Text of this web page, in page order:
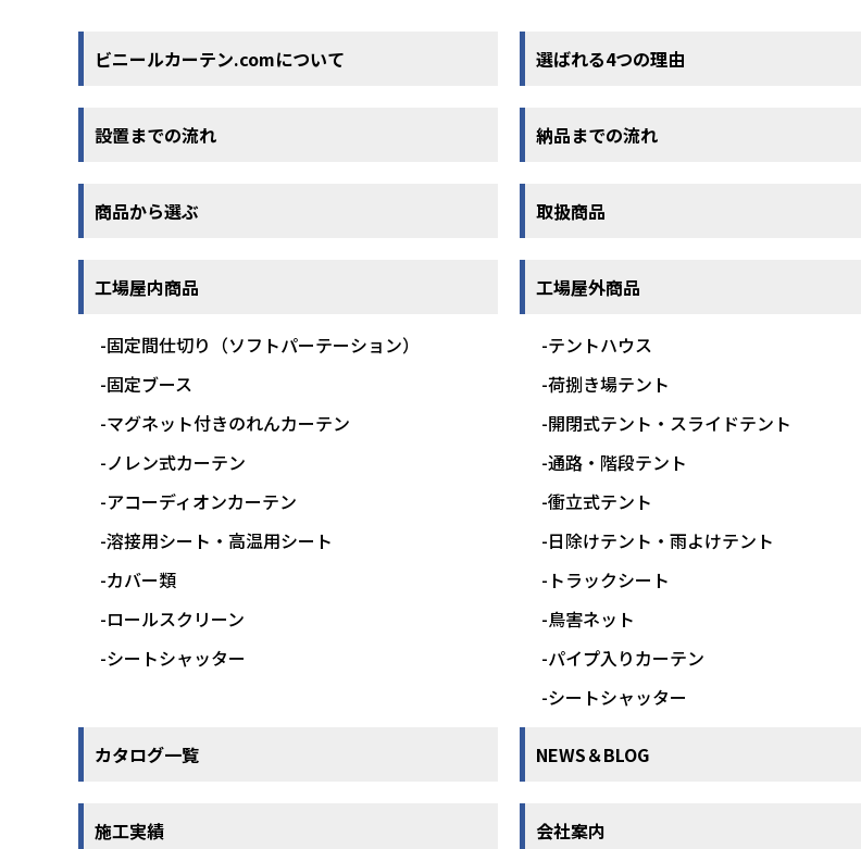
ビニールカーテン.comについて 選ばれる4つの理由
設置までの流れ 納品までの流れ
商品から選ぶ 取扱商品
工場屋内商品
-固定間仕切り（ソフトパーテーション）
-固定ブース
-マグネット付きのれんカーテン
-ノレン式カーテン
-アコーディオンカーテン
-溶接用シート・高温用シート
-カバー類
-ロールスクリーン
-シートシャッター
工場屋外商品
-テントハウス
-荷捌き場テント
-開閉式テント・スライドテント
-通路・階段テント
-衝立式テント
-日除けテント・雨よけテント
-トラックシート
-鳥害ネット
-パイプ入りカーテン
-シートシャッター
カタログ一覧 NEWS＆BLOG
施工実績 会社案内